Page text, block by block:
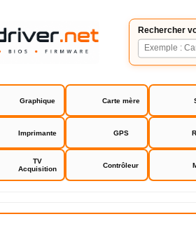
Rechercher
Graphique Carte mère
Imprimante GPS
TV
Acquisition
Contrôleur
Asrock H97M bios drivers